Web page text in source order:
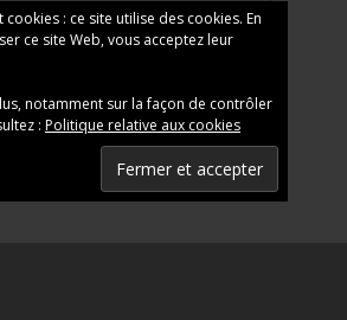
: ce site utilise des cookies. En
ce site Web, vous acceptez leur
notamment sur la façon de contrôler
: Politique relative aux cookies